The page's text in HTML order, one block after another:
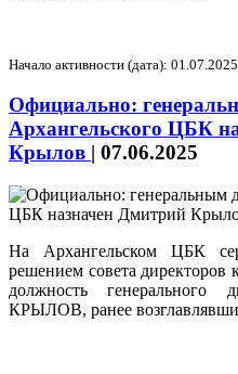
Начало активности (дата):
Официально:
Архангельского ЦБК
Крылов | 07.06.2025
На Архангельском ЦБК
решением совета
должность генерального
КРЫЛОВ, ранее